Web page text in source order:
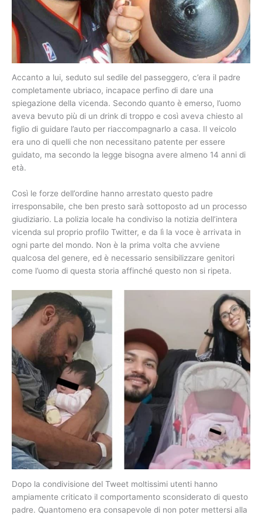
Accanto a lui, seduto sul sedile del passeggero, c’era il padre
completamente ubriaco, incapace perfino di dare una
spiegazione della vicenda. Secondo quanto è emerso, l’uomo
aveva bevuto più di un drink di troppo e così aveva chiesto al
figlio di guidare l’auto per riaccompagnarlo a casa. Il veicolo
era uno di quelli che non necessitano patente per essere
guidato, ma secondo la legge bisogna avere almeno 14 anni di
età.
Così le forze dell’ordine hanno arrestato questo padre
irresponsabile, che ben presto sarà sottoposto ad un processo
giudiziario. La polizia locale ha condiviso la notizia dell’intera
vicenda sul proprio profilo Twitter, e da lì la voce è arrivata in
ogni parte del mondo. Non è la prima volta che avviene
qualcosa del genere, ed è necessario sensibilizzare genitori
come l’uomo di questa storia affinché questo non si ripeta.
Dopo la condivisione del Tweet moltissimi utenti hanno
ampiamente criticato il comportamento sconsiderato di questo
padre. Quantomeno era consapevole di non poter mettersi alla